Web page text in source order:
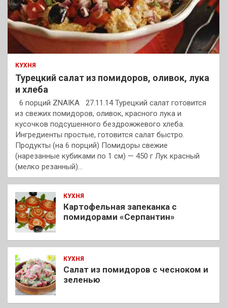
КУХНЯ
Турецкий салат из помидоров, оливок, лука
и хлеба
6 порций ZNAIKA 27.11.14 Турецкий салат готовится
из свежих помидоров, оливок, красного лука и
кусочков подсушенного бездрожжевого хлеба.
Ингредиенты простые, готовится салат быстро.
Продукты (на 6 порций) Помидоры свежие
(нарезанные кубиками по 1 см) — 450 г Лук красный
(мелко резанный)…
КУХНЯ
Картофельная запеканка с
помидорами «Серпантин»
КУХНЯ
Салат из помидоров с чесноком и
зеленью